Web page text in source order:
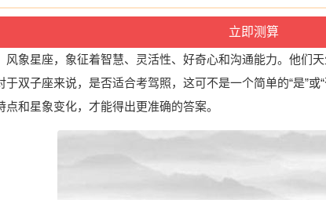
风象星座，象征着智慧、灵活性、好奇心和沟通能力。他们
于双子座来说，是否适合考驾照，这可不是一个简单的“是”
点和星象变化，才能得出更准确的答案。